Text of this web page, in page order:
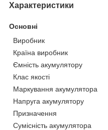
Характеристики
Основні
Виробник
Країна виробник
Ємність акумулятору
Клас якості
Маркування акумулятора
Напруга акумулятору
Призначення
Сумісність акумулятора